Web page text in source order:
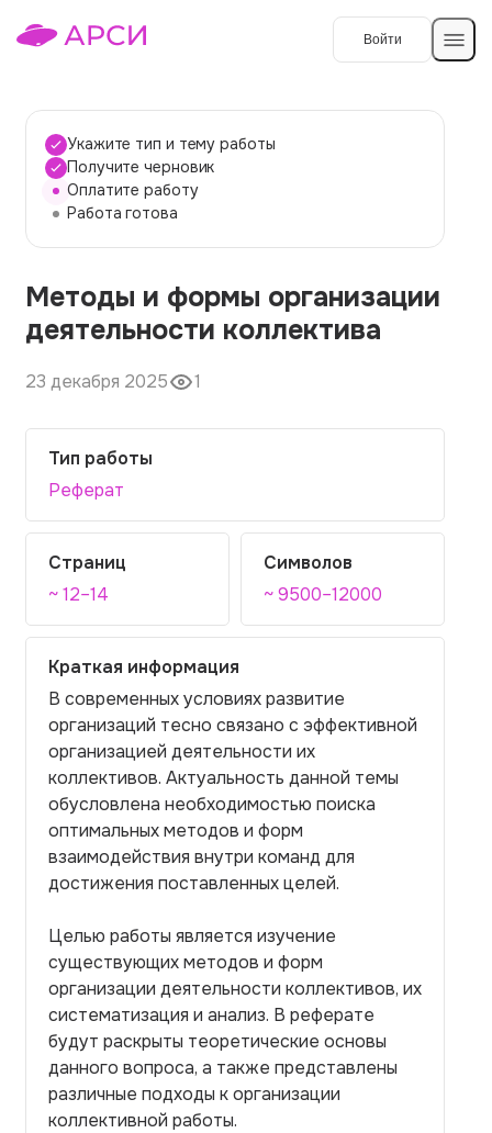
Войти
Темы работ
О сервисе
О компании
Наши гарантии
Порядок оплаты
Вопросы и ответы
Отзывы
Контакты
Укажите тип и тему работы
Получите черновик
Оплатите работу
Работа готова
Методы и формы организации
деятельности коллектива
23 декабря 2025 1
Тип работы
Реферат
Страниц
~ 12–14
Символов
~ 9500–12000
Краткая информация
В современных условиях развитие
организаций тесно связано с эффективной
организацией деятельности их
коллективов. Актуальность данной темы
обусловлена необходимостью поиска
оптимальных методов и форм
взаимодействия внутри команд для
достижения поставленных целей.
Целью работы является изучение
существующих методов и форм
организации деятельности коллективов, их
систематизация и анализ. В реферате
будут раскрыты теоретические основы
данного вопроса, а также представлены
различные подходы к организации
коллективной работы.